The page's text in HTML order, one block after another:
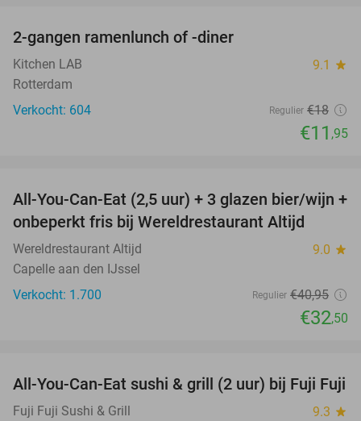
2-gangen ramenlunch of -diner
Kitchen LAB 9.1 star
Rotterdam
Verkocht: 604
Regulier €18
€11 ,95
21%
All-You-Can-Eat (2,5 uur) + 3 glazen bier/wijn +
onbeperkt fris bij Wereldrestaurant Altijd
Wereldrestaurant Altijd 9.0 star
Capelle aan den IJssel
Verkocht: 1.700
Regulier €40,95
€32,50
21%
All-You-Can-Eat sushi & grill (2 uur) bij Fuji Fuji
Fuji Fuji Sushi & Grill 9.3 star